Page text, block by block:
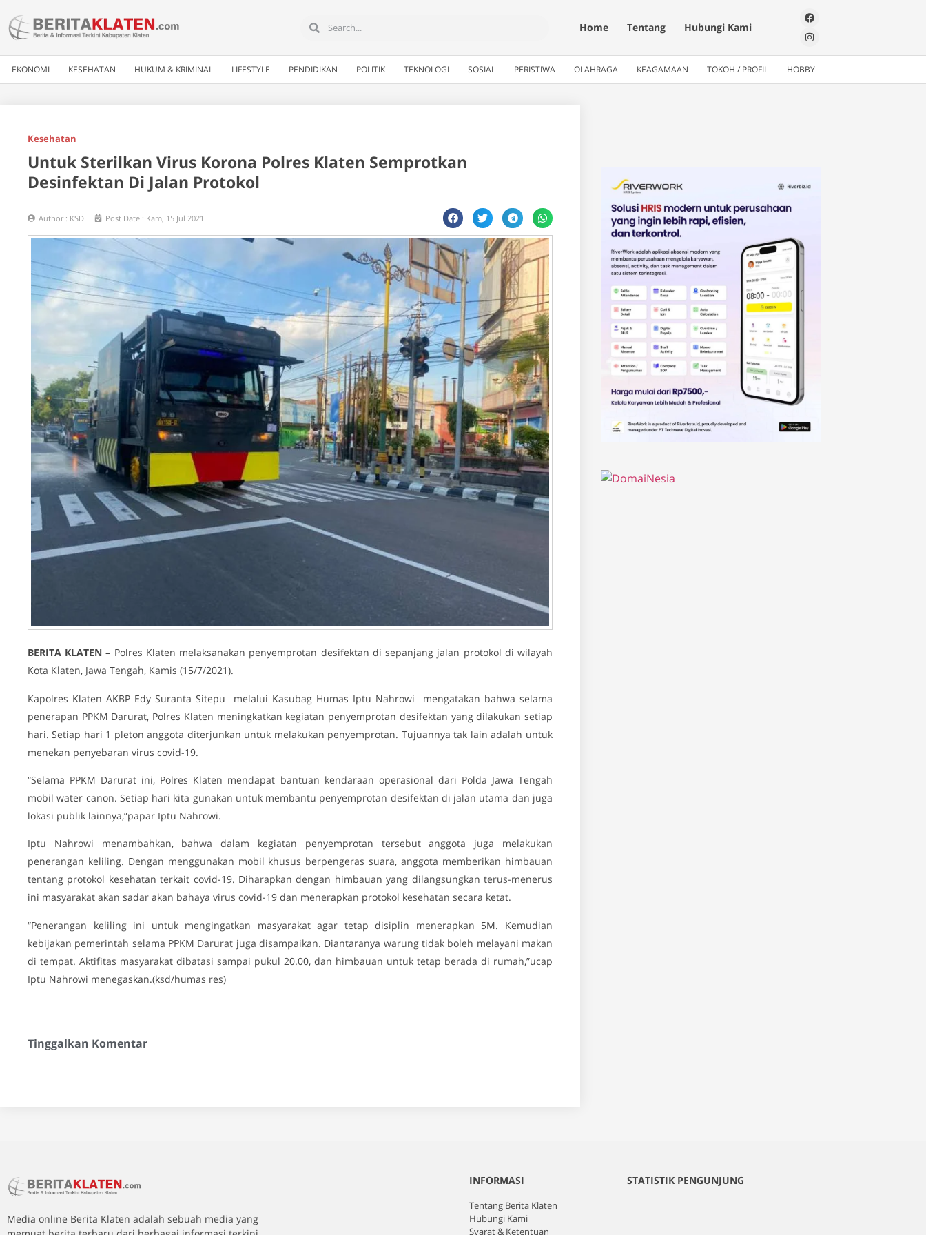
Home Tentang Hubungi Kami
EKONOMI KESEHATAN HUKUM & KRIMINAL LIFESTYLE PENDIDIKAN POLITIK TEKNOLOGI SOSIAL PERISTIWA OLAHRAGA KEAGAMAAN TOKOH / PROFIL HOBBY
Kesehatan
Untuk Sterilkan Virus Korona Polres Klaten Semprotkan
Desinfektan Di Jalan Protokol
Author : KSD Post Date : Kam, 15 Jul 2021
BERITA KLATEN – Polres Klaten melaksanakan penyemprotan desifektan di sepanjang jalan protokol di wilayah
Kota Klaten, Jawa Tengah, Kamis (15/7/2021).
Kapolres Klaten AKBP Edy Suranta Sitepu melalui Kasubag Humas Iptu Nahrowi mengatakan bahwa selama
penerapan PPKM Darurat, Polres Klaten meningkatkan kegiatan penyemprotan desifektan yang dilakukan setiap
hari. Setiap hari 1 pleton anggota diterjunkan untuk melakukan penyemprotan. Tujuannya tak lain adalah untuk
menekan penyebaran virus covid-19.
“Selama PPKM Darurat ini, Polres Klaten mendapat bantuan kendaraan operasional dari Polda Jawa Tengah
mobil water canon. Setiap hari kita gunakan untuk membantu penyemprotan desifektan di jalan utama dan juga
lokasi publik lainnya,”papar Iptu Nahrowi.
Iptu Nahrowi menambahkan, bahwa dalam kegiatan penyemprotan tersebut anggota juga melakukan
penerangan keliling. Dengan menggunakan mobil khusus berpengeras suara, anggota memberikan himbauan
tentang protokol kesehatan terkait covid-19. Diharapkan dengan himbauan yang dilangsungkan terus-menerus
ini masyarakat akan sadar akan bahaya virus covid-19 dan menerapkan protokol kesehatan secara ketat.
“Penerangan keliling ini untuk mengingatkan masyarakat agar tetap disiplin menerapkan 5M. Kemudian
kebijakan pemerintah selama PPKM Darurat juga disampaikan. Diantaranya warung tidak boleh melayani makan
di tempat. Aktifitas masyarakat dibatasi sampai pukul 20.00, dan himbauan untuk tetap berada di rumah,”ucap
Iptu Nahrowi menegaskan.(ksd/humas res)
Tinggalkan Komentar
Media online Berita Klaten adalah sebuah media yang
INFORMASI
Tentang Berita Klaten
Hubungi Kami
Syarat & Ketentuan
STATISTIK PENGUNJUNG